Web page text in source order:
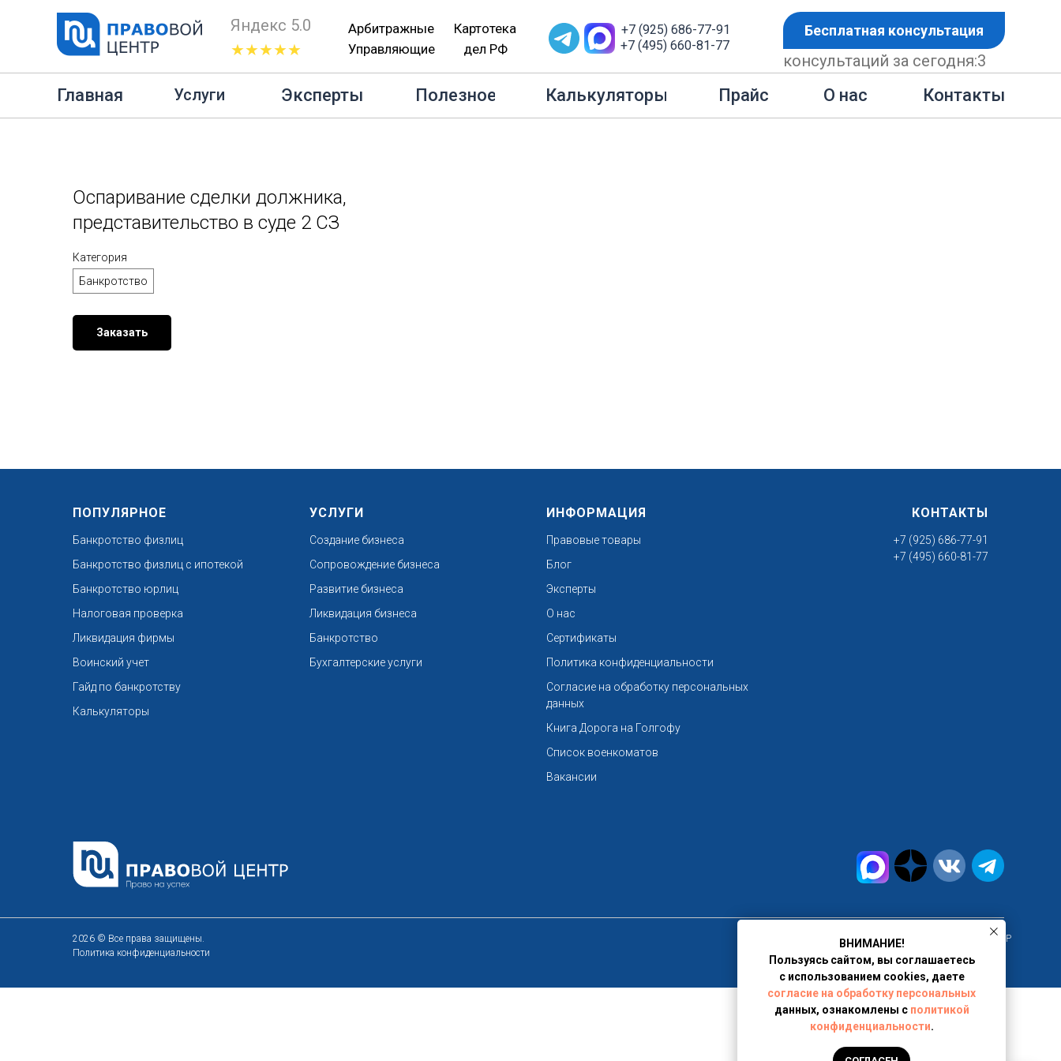
+7 (925) 686-77-91
+7 (495) 660-81-77
Эксперты О нас
Полезное
Главная Услуги Прайс
Калькуляторы Контакты
Арбитражные
Управляющие
Картотека
дел РФ
Бесплатная консультация
Яндекс 5.0
★★★★★
консультаций за сегодня:3
Оспаривание сделки должника,
представительство в суде 2 СЗ
Категория
Банкротство
Заказать
ПОПУЛЯРНОЕ
Банкротство физлиц
Банкротство физлиц с ипотекой
Банкротство юрлиц
Налоговая проверка
Ликвидация фирмы
Воинский учет
Гайд по банкротству
Калькуляторы
УСЛУГИ
Создание бизнеса
Сопровождение бизнеса
Развитие бизнеса
Ликвидация бизнеса
Банкротство
Бухгалтерские услуги
ИНФОРМАЦИЯ
Правовые товары
Блог
Эксперты
О нас
Сертификаты
Политика конфиденциальности
Согласие на обработку персональных
данных
Книга Дорога на Голгофу
Список военкоматов
Вакансии
КОНТАКТЫ
+7 (925) 686-77-91
+7 (495) 660-81-77
2026 © Все права защищены.
Политика конфиденциальности
г. Москва, ИНН 9717102080, ООО "ПРАВОВОЙ ЦЕНТР
ВНИМАНИЕ!
Пользуясь сайтом, вы соглашаетесь
с использованием cookies, даете
согласие на обработку персональных
данных, ознакомлены с политикой
конфиденциальности.